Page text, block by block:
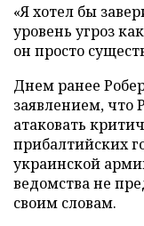
«Я хотел бы
уровень угроз
он просто
Днем ранее
заявлением, что
атаковать
прибалтийских
украинской
ведомства не
своим словам.